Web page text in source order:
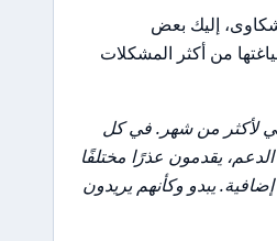
إليك بعض
من أكثر المشكلات
لأكثر من شهر. في كل
يقدمون عذرًا مختلفًا
يبدو وكأنهم يريدون